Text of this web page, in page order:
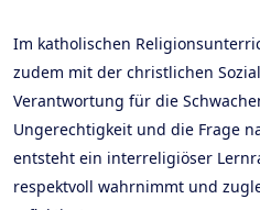
Im katholischen
zudem mit der christlichen
Verantwortung für die
Ungerechtigkeit und die Frage
entsteht ein interreligiöser
respektvoll wahrnimmt und